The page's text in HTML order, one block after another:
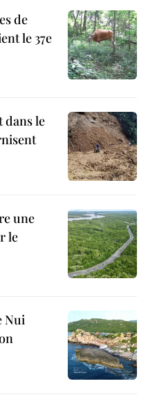
de
le 37e
dans le
une
le
Nui